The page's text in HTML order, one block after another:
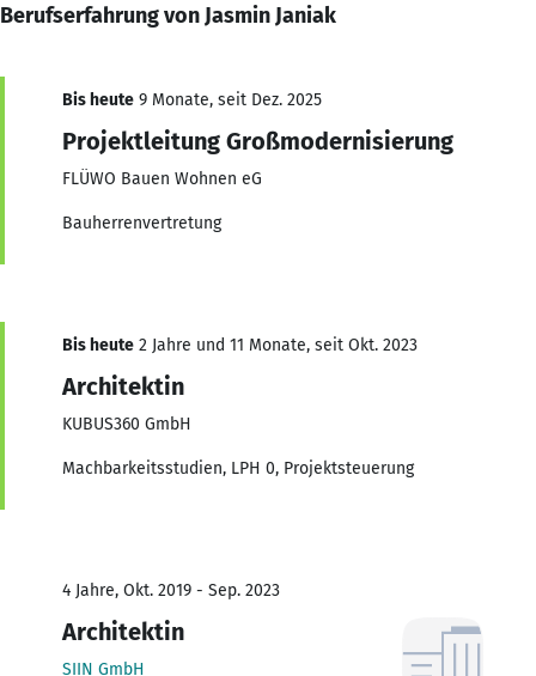
Berufserfahrung von Jasmin Janiak
Bis heute 9 Monate, seit Dez. 2025
Projektleitung Großmodernisierung
FLÜWO Bauen Wohnen eG
Bauherrenvertretung
Bis heute 2 Jahre und 11 Monate, seit Okt. 2023
Architektin
KUBUS360 GmbH
Machbarkeitsstudien, LPH 0, Projektsteuerung
4 Jahre, Okt. 2019 - Sep. 2023
Architektin
SIIN GmbH